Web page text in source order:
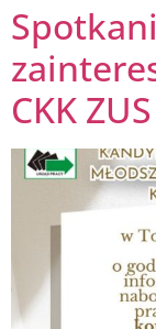
CKK ZUS